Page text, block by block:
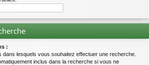
:
dans lesquels vous souhaitez effectuer une recherche.
inclus dans la recherche si vous ne